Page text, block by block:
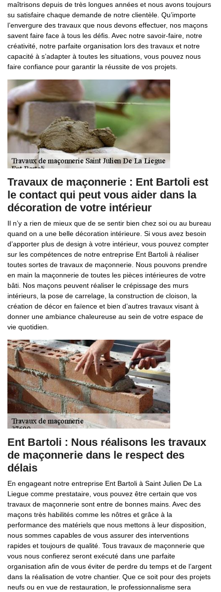
maîtrisons depuis de très longues années et nous avons toujours
su satisfaire chaque demande de notre clientèle. Qu’importe
l’envergure des travaux que nous devons effectuer, nos maçons
savent faire face à tous les défis. Avec notre savoir-faire, notre
créativité, notre parfaite organisation lors des travaux et notre
capacité à s’adapter à toutes les situations, vous pouvez nous
faire confiance pour garantir la réussite de vos projets.
Travaux de maçonnerie : Ent Bartoli est
le contact qui peut vous aider dans la
décoration de votre intérieur
Il n’y a rien de mieux que de se sentir bien chez soi ou au bureau
quand on a une belle décoration intérieure. Si vous avez besoin
d’apporter plus de design à votre intérieur, vous pouvez compter
sur les compétences de notre entreprise Ent Bartoli à réaliser
toutes sortes de travaux de maçonnerie. Nous pouvons prendre
en main la maçonnerie de toutes les pièces intérieures de votre
bâti. Nos maçons peuvent réaliser le crépissage des murs
intérieurs, la pose de carrelage, la construction de cloison, la
création de décor en faïence et bien d’autres travaux visant à
donner une ambiance chaleureuse au sein de votre espace de
vie quotidien.
Ent Bartoli : Nous réalisons les travaux
de maçonnerie dans le respect des
délais
En engageant notre entreprise Ent Bartoli à Saint Julien De La
Liegue comme prestataire, vous pouvez être certain que vos
travaux de maçonnerie sont entre de bonnes mains. Avec des
maçons très habilités comme les nôtres et grâce à la
performance des matériels que nous mettons à leur disposition,
nous sommes capables de vous assurer des interventions
rapides et toujours de qualité. Tous travaux de maçonnerie que
vous nous confierez seront exécuté dans une parfaite
organisation afin de vous éviter de perdre du temps et de l’argent
dans la réalisation de votre chantier. Que ce soit pour des projets
neufs ou en vue de restauration, le professionnalisme sera